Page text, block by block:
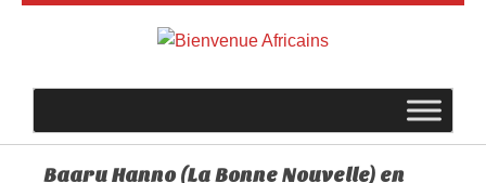
Baaru Hanno (La Bonne Nouvelle) en